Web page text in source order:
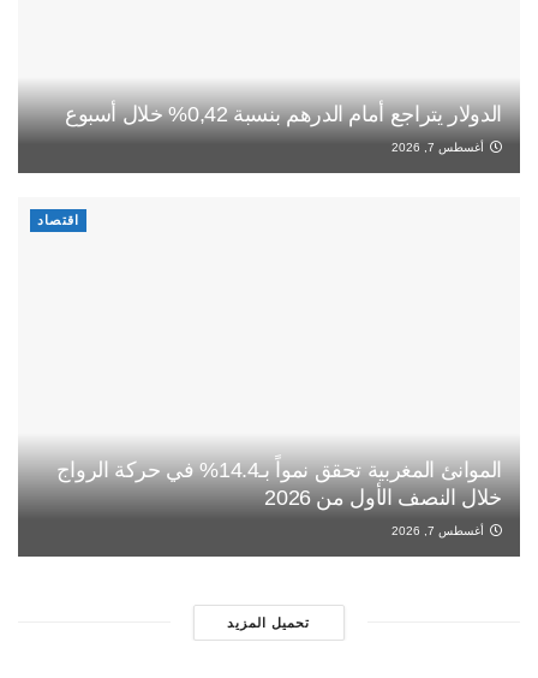
الدولار يتراجع أمام الدرهم بنسبة 0,42% خلال أسبوع
أغسطس 7, 2026
اقتصاد
الموانئ المغربية تحقق نمواً بـ14.4% في حركة الرواج
خلال النصف الأول من 2026
أغسطس 7, 2026
تحميل المزيد